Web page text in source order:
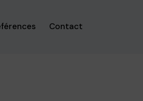
Contact